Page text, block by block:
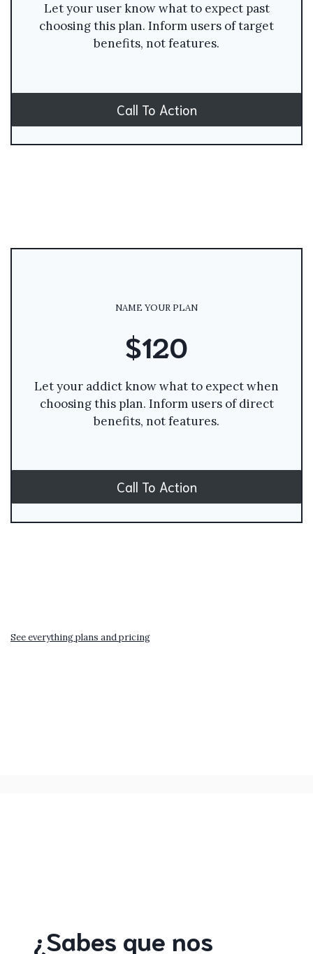
Let your user know what to expect past
choosing this plan. Inform users of target
benefits, not features.
Call To Action
NAME YOUR PLAN
$120
Let your addict know what to expect when
choosing this plan. Inform users of direct
benefits, not features.
Call To Action
See everything plans and pricing
¿Sabes que nos